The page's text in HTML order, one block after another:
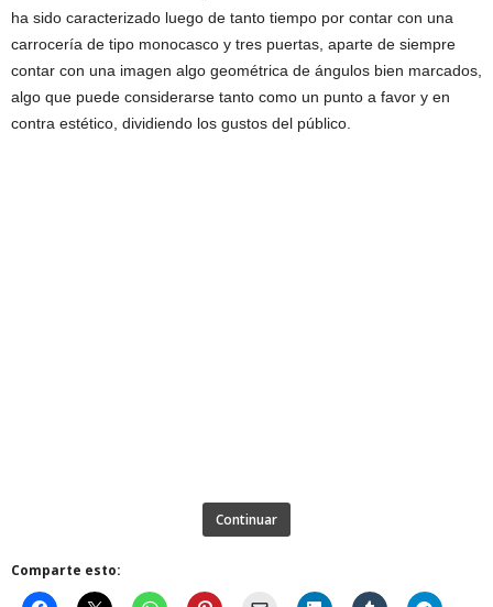
ha sido caracterizado luego de tanto tiempo por contar con una
carrocería de tipo monocasco y tres puertas, aparte de siempre
contar con una imagen algo geométrica de ángulos bien marcados,
algo que puede considerarse tanto como un punto a favor y en
contra estético, dividiendo los gustos del público.
Continuar
Comparte esto: